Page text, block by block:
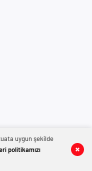
uygun şekilde
politikamızı